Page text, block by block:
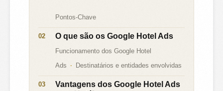
Pontos-Chave
O que são os Google Hotel Ads
Funcionamento dos Google Hotel
Ads
Destinatários e entidades envolvidas
Vantagens dos Google Hotel Ads